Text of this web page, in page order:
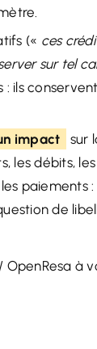
(« ces
sur tel
: ils
impact
sur
les débits, les
paiements
de
OpenResa à